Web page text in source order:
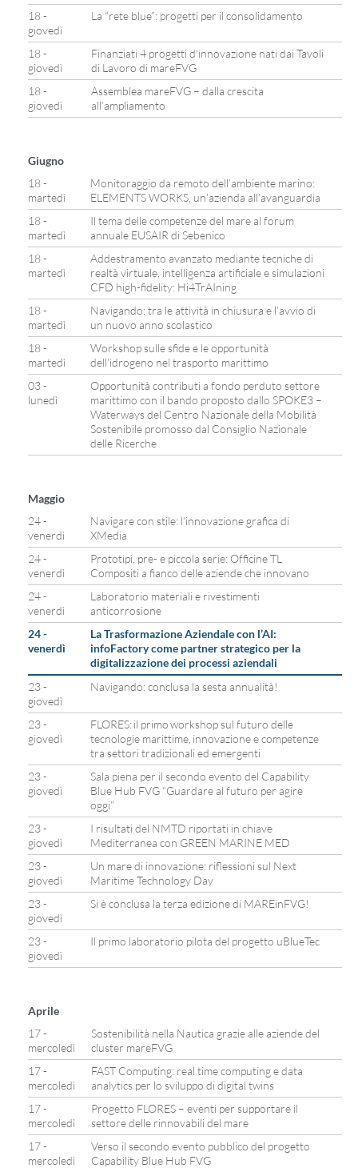
18 -
giovedì
La “rete blue”: progetti per il consolidamento
18 -
giovedì
Finanziati 4 progetti d’innovazione nati dai Tavoli
di Lavoro di mareFVG
18 -
giovedì
Assemblea mareFVG – dalla crescita
all’ampliamento
Giugno
18 -
martedì
Monitoraggio da remoto dell’ambiente marino:
ELEMENTS WORKS, un’azienda all’avanguardia
18 -
martedì
Il tema delle competenze del mare al forum
annuale EUSAIR di Sebenico
18 -
martedì
Addestramento avanzato mediante tecniche di
realtà virtuale, intelligenza artificiale e simulazioni
CFD high-fidelity: Hi4TrAIning
18 -
martedì
Navigando: tra le attività in chiusura e l’avvio di
un nuovo anno scolastico
18 -
martedì
Workshop sulle sfide e le opportunità
dell’idrogeno nel trasporto marittimo
03 -
lunedì
Opportunità contributi a fondo perduto settore
marittimo con il bando proposto dallo SPOKE3 –
Waterways del Centro Nazionale della Mobilità
Sostenibile promosso dal Consiglio Nazionale
delle Ricerche
Maggio
24 -
venerdì
Navigare con stile: l’innovazione grafica di
XMedia
24 -
venerdì
Prototipi, pre- e piccola serie: Officine TL
Compositi a fianco delle aziende che innovano
24 -
venerdì
Laboratorio materiali e rivestimenti
anticorrosione
24 -
venerdì
La Trasformazione Aziendale con l’AI:
infoFactory come partner strategico per la
digitalizzazione dei processi aziendali
23 -
giovedì
Navigando: conclusa la sesta annualità!
23 -
giovedì
FLORES: il primo workshop sul futuro delle
tecnologie marittime, innovazione e competenze
tra settori tradizionali ed emergenti
23 -
giovedì
Sala piena per il secondo evento del Capability
Blue Hub FVG “Guardare al futuro per agire
oggi”
23 -
giovedì
I risultati del NMTD riportati in chiave
Mediterranea con GREEN MARINE MED
23 -
giovedì
Un mare di innovazione: riflessioni sul Next
Maritime Technology Day
23 -
giovedì
Si è conclusa la terza edizione di MAREinFVG!
23 -
giovedì
Il primo laboratorio pilota del progetto uBlueTec
Aprile
17 -
mercoledì
Sostenibilità nella Nautica grazie alle aziende del
cluster mareFVG
17 -
mercoledì
FAST Computing: real time computing e data
analytics per lo sviluppo di digital twins
17 -
mercoledì
Progetto FLORES – eventi per supportare il
settore delle rinnovabili del mare
17 -
mercoledì
Verso il secondo evento pubblico del progetto
Capability Blue Hub FVG